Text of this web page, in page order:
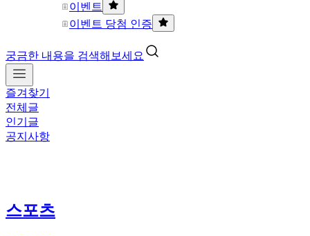
이벤트
이벤트 당첨 인증
궁금한 내용을 검색해보세요
즐겨찾기
전체글
인기글
공지사항
스포츠